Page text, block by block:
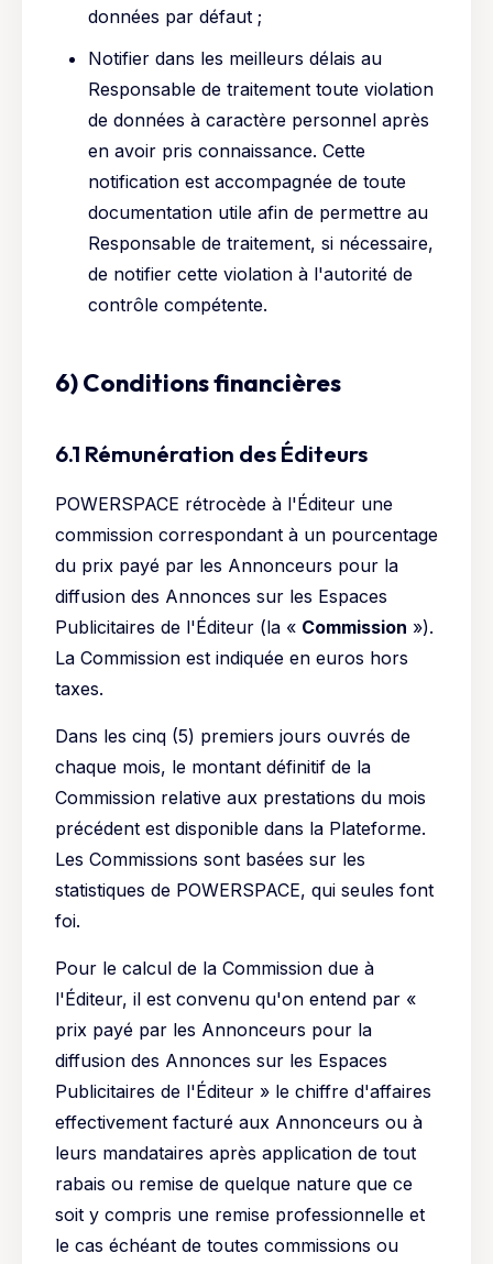
données par défaut ;
Notifier dans les meilleurs délais au
Responsable de traitement toute violation
de données à caractère personnel après
en avoir pris connaissance. Cette
notification est accompagnée de toute
documentation utile afin de permettre au
Responsable de traitement, si nécessaire,
de notifier cette violation à l'autorité de
contrôle compétente.
6) Conditions financières
6.1 Rémunération des Éditeurs
POWERSPACE rétrocède à l'Éditeur une
commission correspondant à un pourcentage
du prix payé par les Annonceurs pour la
diffusion des Annonces sur les Espaces
Publicitaires de l'Éditeur (la « Commission »).
La Commission est indiquée en euros hors
taxes.
Dans les cinq (5) premiers jours ouvrés de
chaque mois, le montant définitif de la
Commission relative aux prestations du mois
précédent est disponible dans la Plateforme.
Les Commissions sont basées sur les
statistiques de POWERSPACE, qui seules font
foi.
Pour le calcul de la Commission due à
l'Éditeur, il est convenu qu'on entend par «
prix payé par les Annonceurs pour la
diffusion des Annonces sur les Espaces
Publicitaires de l'Éditeur » le chiffre d'affaires
effectivement facturé aux Annonceurs ou à
leurs mandataires après application de tout
rabais ou remise de quelque nature que ce
soit y compris une remise professionnelle et
le cas échéant de toutes commissions ou